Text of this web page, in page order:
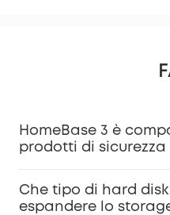
HomeBase 3 è
prodotti di sicurezza
Che tipo di hard
espandere lo